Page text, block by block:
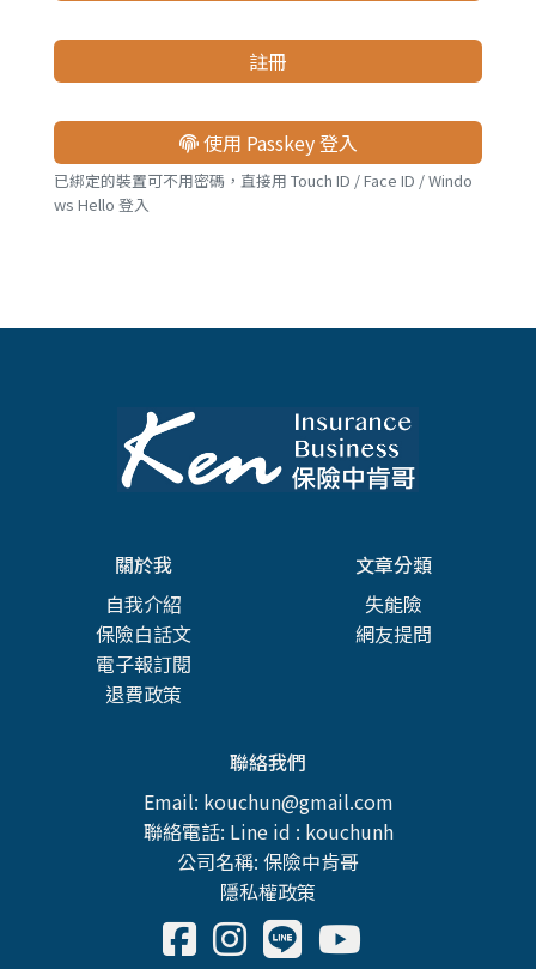
註冊
使用 Passkey 登入
已綁定的裝置可不用密碼，直接用 Touch ID / Face ID / Windo
ws Hello 登入
關於我
自我介紹
保險白話文
電子報訂閱
退費政策
文章分類
失能險
網友提問
聯絡我們
Email: kouchun@gmail.com
聯絡電話: Line id : kouchunh
公司名稱: 保險中肯哥
隱私權政策